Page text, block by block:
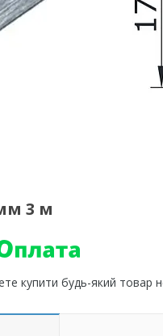
3 м
купити будь-який товар